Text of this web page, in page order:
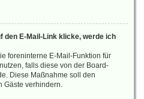
den E-Mail-Link klicke, werde ich
foreninterne E-Mail-Funktion für
falls diese von der Board-
Diese Maßnahme soll den
Gäste verhindern.